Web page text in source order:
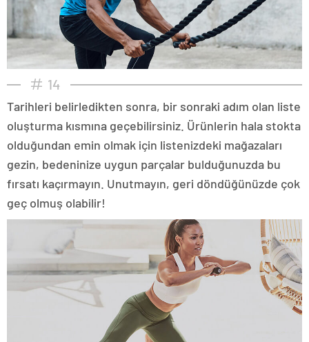
14
Tarihleri belirledikten sonra, bir sonraki adım olan liste
oluşturma kısmına geçebilirsiniz. Ürünlerin hala stokta
olduğundan emin olmak için listenizdeki mağazaları
gezin, bedeninize uygun parçalar bulduğunuzda bu
fırsatı kaçırmayın. Unutmayın, geri döndüğünüzde çok
geç olmuş olabilir!